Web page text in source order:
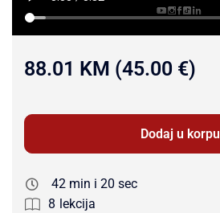
88.01 KM (45.00 €)
Dodaj u korpu
42 min i 20 sec
8 lekcija